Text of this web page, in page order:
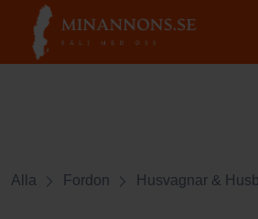
Alla Fordon Husvagnar &